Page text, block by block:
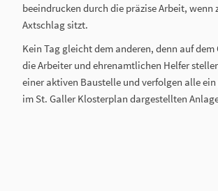
beeindrucken durch die präzise Arbeit, wenn
Axtschlag sitzt.
Kein Tag gleicht dem anderen, denn auf
die Arbeiter und ehrenamtlichen Helfer
einer aktiven Baustelle und verfolgen alle
im St. Galler Klosterplan dargestellten